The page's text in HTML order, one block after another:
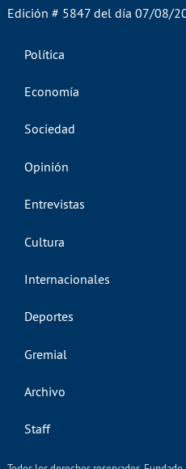
Edición # 5847 del día 07/08/
Política
Economía
Sociedad
Opinión
Entrevistas
Cultura
Internacionales
Deportes
Gremial
Archivo
Staff